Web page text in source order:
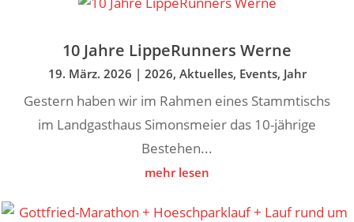
10 Jahre LippeRunners Werne
19. März. 2026 | 2026, Aktuelles, Events, Jahr
Gestern haben wir im Rahmen eines Stammtischs
im Landgasthaus Simonsmeier das 10-jährige
Bestehen...
mehr lesen